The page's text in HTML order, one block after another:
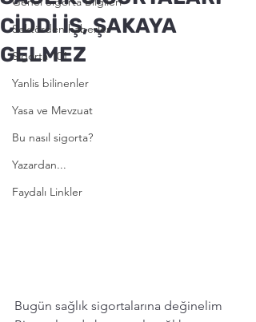
Sektörden haberler
Sigorta 101
Yanlis bilinenler
Yasa ve Mevzuat
Bu nasıl sigorta?
Yazardan...
Faydalı Linkler
CİDDİ İŞ, ŞAKAYA
GELMEZ
Bugün sağlık sigortalarına değinelim